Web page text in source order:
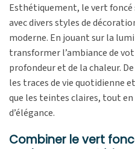
Esthétiquement, le vert
avec divers styles de
moderne. En jouant sur la
transformer l’ambiance de
profondeur et de la chaleur.
les traces de vie quotidienne
que les teintes claires, tout
d’élégance.
Combiner le vert